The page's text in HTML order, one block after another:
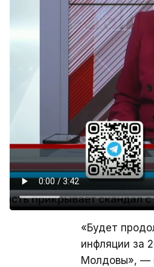
«Будет
инфляции за
Молдовы», —